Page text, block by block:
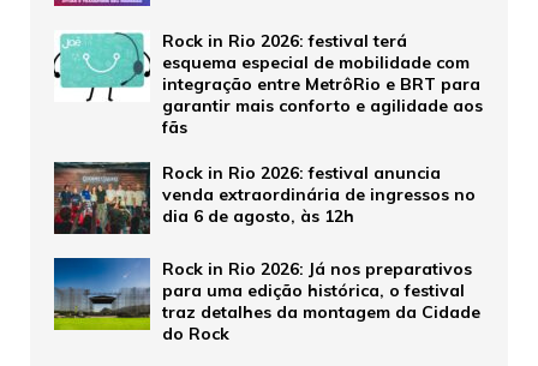
Rock in Rio 2026: festival terá
esquema especial de mobilidade com
integração entre MetrôRio e BRT para
garantir mais conforto e agilidade aos
fãs
Rock in Rio 2026: festival anuncia
venda extraordinária de ingressos no
dia 6 de agosto, às 12h
Rock in Rio 2026: Já nos preparativos
para uma edição histórica, o festival
traz detalhes da montagem da Cidade
do Rock